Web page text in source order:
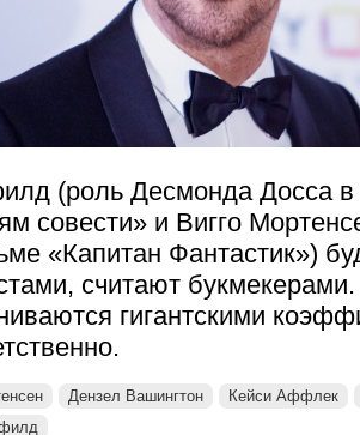
(роль Десмонда Досса
совести» и Вигго
«Капитан Фантастик»)
считают
гигантскими
Дензел Вашингтон
Кейси Аффлек